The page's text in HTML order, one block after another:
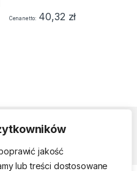
jakość
lub treści dostosowane
Cena netto 40,32 zł